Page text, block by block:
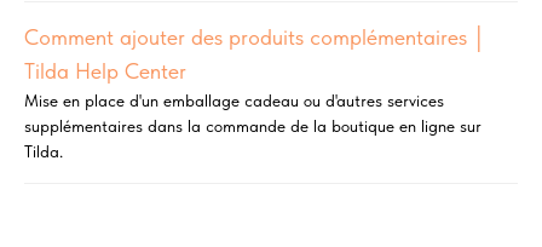
Comment ajouter des produits complémentaires │
Tilda Help Center
Mise en place d'un emballage cadeau ou d'autres services
supplémentaires dans la commande de la boutique en ligne sur
Tilda.